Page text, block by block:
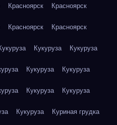
Красноярск Красноярск
Красноярск Красноярск
Кукуруза Кукуруза
Кукуруза Кукуруза
Кукуруза Кукуруза
Кукуруза Куриная грудка